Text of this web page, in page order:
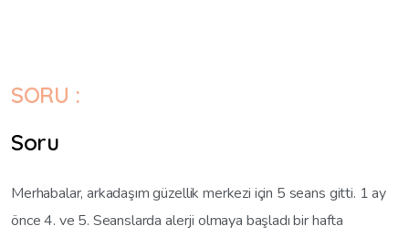
SORU :
Soru
Merhabalar, arkadaşım güzellik merkezi için 5 seans gitti. 1 ay
önce 4. ve 5. Seanslarda alerji olmaya başladı bir hafta